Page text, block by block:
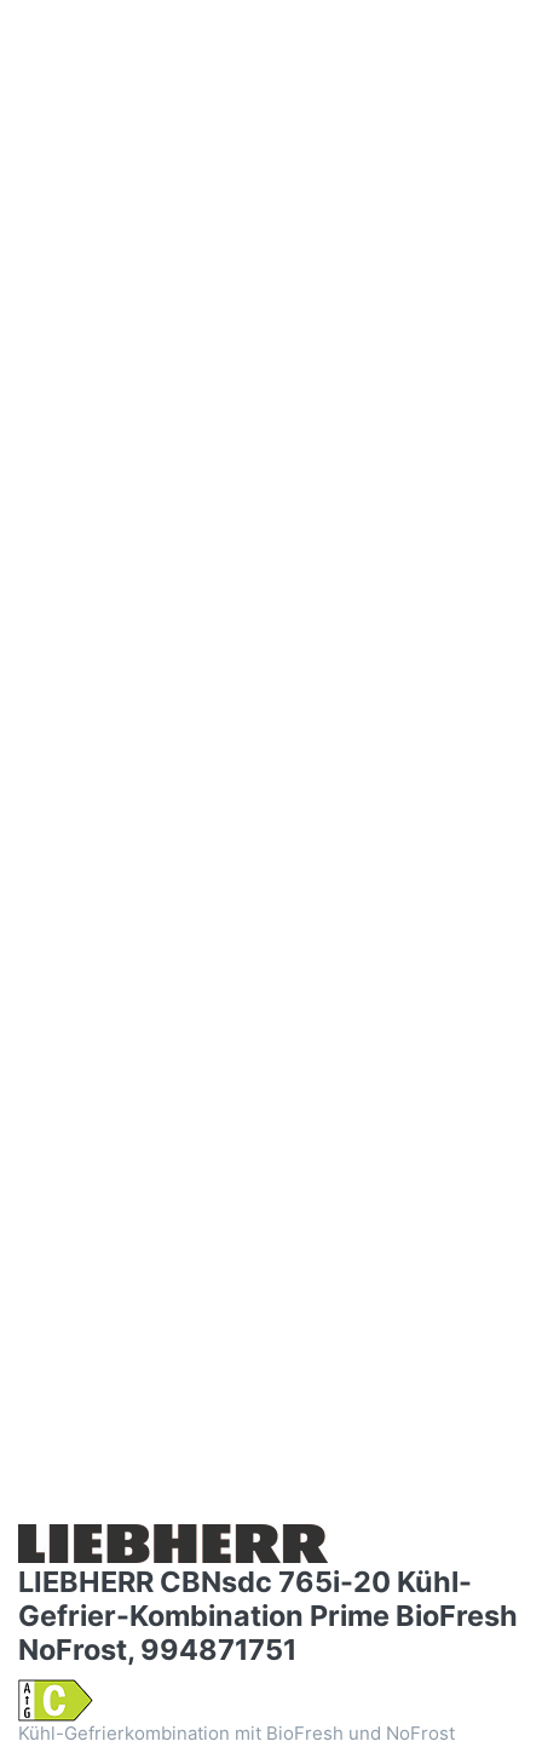
LIEBHERR CBNsdc 765i-20 Kühl-
Gefrier-Kombination Prime BioFresh
NoFrost, 994871751
Kühl-Gefrierkombination mit BioFresh und NoFrost